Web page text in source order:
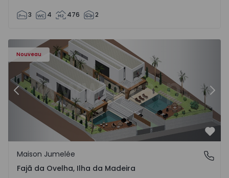
3 4 476 2
Nouveau
1574794 - 6
Maison Jumelée T3 Calheta (Madeira), Fajã da Ovelha -
Précédent
Fajã da Ovelha, Ilha da Madeira
Maison Jumelée
Fajã da Ovelha, Ilha da Madeira